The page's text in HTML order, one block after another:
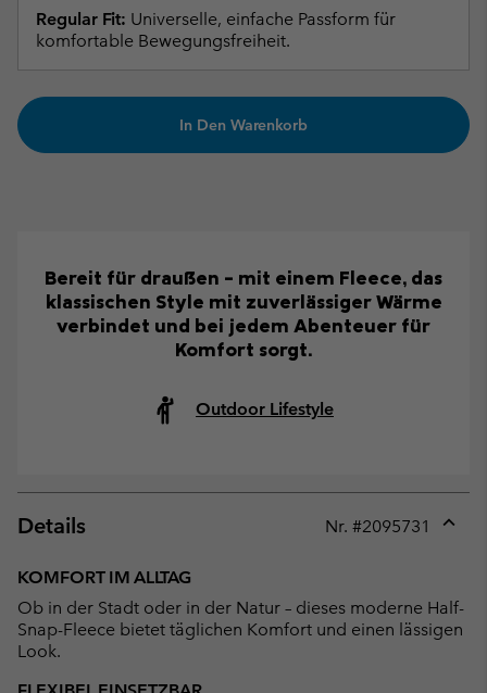
Regular Fit: Universelle, einfache Passform für
komfortable Bewegungsfreiheit.
In Den Warenkorb
Bereit für draußen – mit einem Fleece, das
klassischen Style mit zuverlässiger Wärme
verbindet und bei jedem Abenteuer für
Komfort sorgt.
Outdoor Lifestyle
Details Nr. #2095731
KOMFORT IM ALLTAG
Ob in der Stadt oder in der Natur – dieses moderne Half-
Snap-Fleece bietet täglichen Komfort und einen lässigen
Look.